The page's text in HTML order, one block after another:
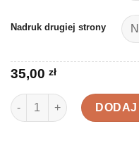
Nadruk drugiej strony
35,00 zł
ilość Poduszka |